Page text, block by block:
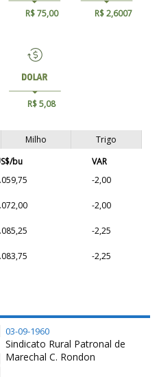
R$ 75,00 R$ 2,6007
R$ 5,08
Milho
Trigo
bu
VAR
-2,00
-2,00
-2,25
-2,25
03-09-1960
Sindicato Rural Patronal de
Marechal C. Rondon